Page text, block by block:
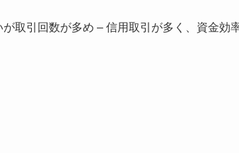
取引回数が多め – 信用取引が多く、資金効